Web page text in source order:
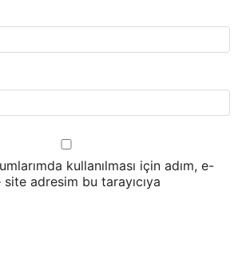
kullanılması için adım, e-
adresim bu tarayıcıya